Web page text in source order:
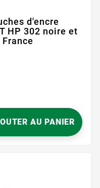
d'encre
HP 302 noire et
AU PANIER